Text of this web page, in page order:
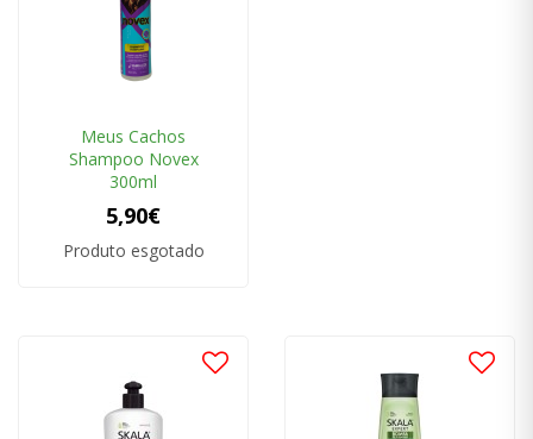
Meus Cachos
Shampoo Novex
300ml
5,90€
Produto esgotado